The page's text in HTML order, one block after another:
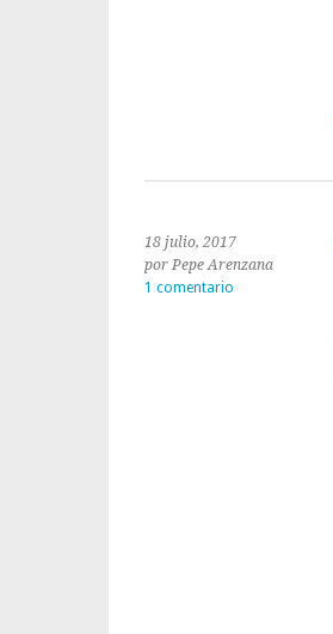
18 julio, 2017
por Pepe Arenzana
1 comentario